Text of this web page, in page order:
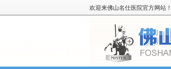
欢迎来佛山名仕医院官方网站